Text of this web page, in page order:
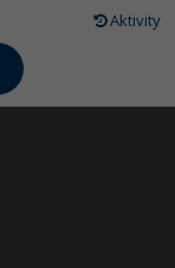
Aktivity